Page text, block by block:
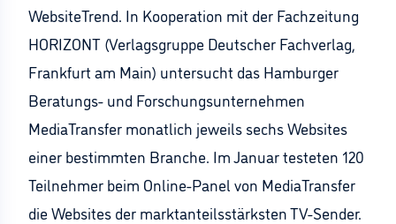
WebsiteTrend. In Kooperation mit der Fachzeitung
HORIZONT (Verlagsgruppe Deutscher Fachverlag,
Frankfurt am Main) untersucht das Hamburger
Beratungs- und Forschungsunternehmen
MediaTransfer monatlich jeweils sechs Websites
einer bestimmten Branche. Im Januar testeten 120
Teilnehmer beim Online-Panel von MediaTransfer
die Websites der marktanteilsstärksten TV-Sender.